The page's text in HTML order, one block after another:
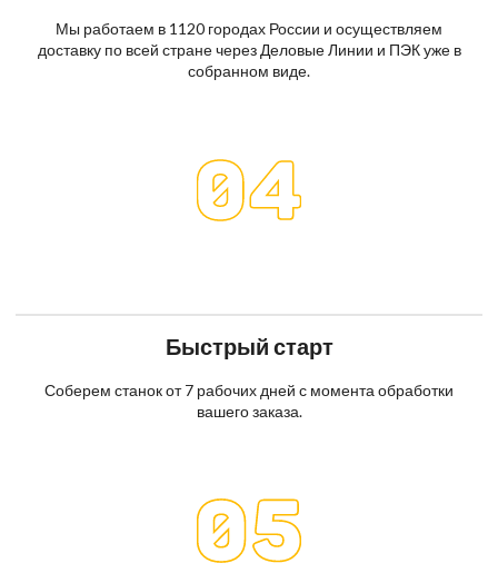
Мы работаем в 1120 городах России и осуществляем
доставку по всей стране через Деловые Линии и ПЭК уже в
собранном виде.
Быстрый старт
Соберем станок от 7 рабочих дней с момента обработки
вашего заказа.